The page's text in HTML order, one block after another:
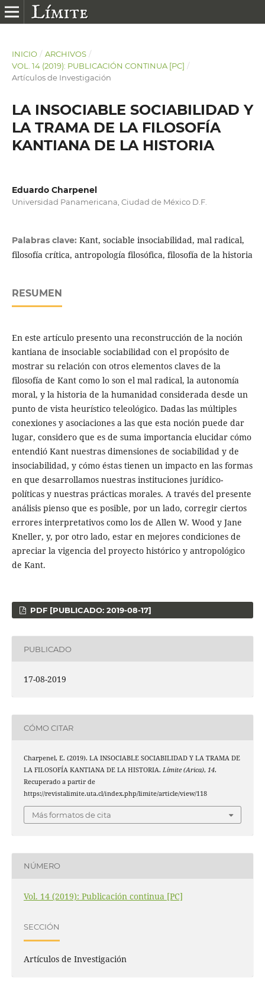
INICIO / ARCHIVOS /
VOL. 14 (2019): PUBLICACIÓN CONTINUA [PC] /
Artículos de Investigación
LA INSOCIABLE SOCIABILIDAD Y
LA TRAMA DE LA FILOSOFÍA
KANTIANA DE LA HISTORIA
Eduardo Charpenel
Universidad Panamericana, Ciudad de México D.F.
Palabras clave: Kant, sociable insociabilidad, mal radical,
filosofía crítica, antropología filosófica, filosofía de la historia
RESUMEN
En este artículo presento una reconstrucción de la noción
kantiana de insociable sociabilidad con el propósito de
mostrar su relación con otros elementos claves de la
filosofía de Kant como lo son el mal radical, la autonomía
moral, y la historia de la humanidad considerada desde un
punto de vista heurístico teleológico. Dadas las múltiples
conexiones y asociaciones a las que esta noción puede dar
lugar, considero que es de suma importancia elucidar cómo
entendió Kant nuestras dimensiones de sociabilidad y de
insociabilidad, y cómo éstas tienen un impacto en las formas
en que desarrollamos nuestras instituciones jurídico-
políticas y nuestras prácticas morales. A través del presente
análisis pienso que es posible, por un lado, corregir ciertos
errores interpretativos como los de Allen W. Wood y Jane
Kneller, y, por otro lado, estar en mejores condiciones de
apreciar la vigencia del proyecto histórico y antropológico
de Kant.
PDF [PUBLICADO: 2019-08-17]
PUBLICADO
17-08-2019
CÓMO CITAR
Charpenel, E. (2019). LA INSOCIABLE SOCIABILIDAD Y LA TRAMA DE
LA FILOSOFÍA KANTIANA DE LA HISTORIA. Límite (Arica), 14.
Recuperado a partir de
https://revistalimite.uta.cl/index.php/limite/article/view/118
Más formatos de cita
NÚMERO
Vol. 14 (2019): Publicación continua [PC]
SECCIÓN
Artículos de Investigación